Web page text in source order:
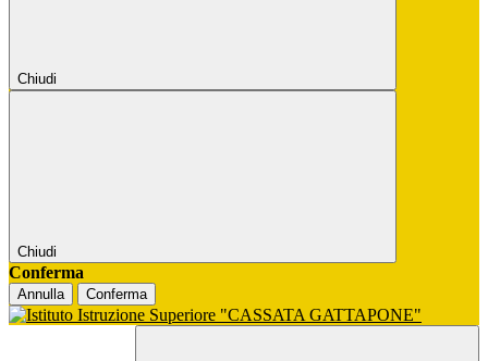
Chiudi
Chiudi
Conferma
Annulla Conferma